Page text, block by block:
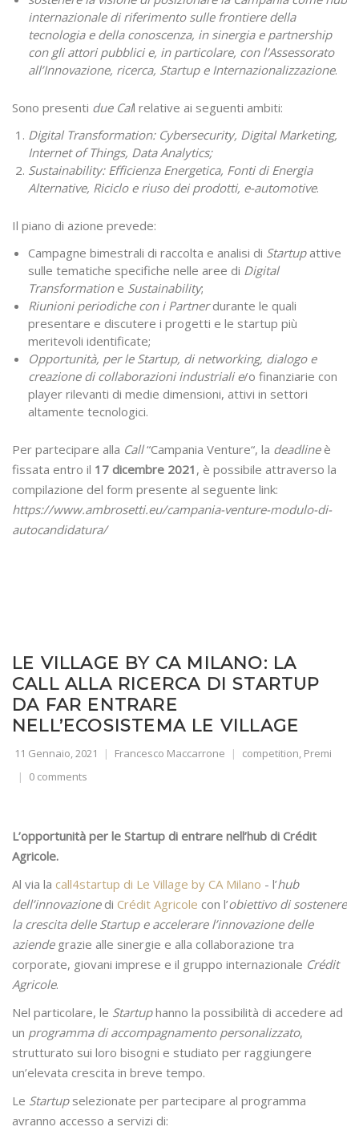
internazionale di riferimento sulle frontiere della
tecnologia e della conoscenza, in sinergia e partnership
con gli attori pubblici e, in particolare, con l’Assessorato
all’Innovazione, ricerca, Startup e Internazionalizzazione.
Sono presenti due Call relative ai seguenti ambiti:
Digital Transformation: Cybersecurity, Digital Marketing,
Internet of Things, Data Analytics;
Sustainability: Efficienza Energetica, Fonti di Energia
Alternative, Riciclo e riuso dei prodotti, e-automotive.
Il piano di azione prevede:
Campagne bimestrali di raccolta e analisi di Startupattive
sulle tematiche specifiche nelle aree di Digital
Transformatione Sustainability;
Riunioni periodiche con i Partnerdurante le quali
presentare e discutere i progetti e le startup più
meritevoli identificate;
Opportunità, per le Startup, di networking, dialogo e
creazione di collaborazioni industriali e/o finanziarie con
player rilevanti di medie dimensioni, attivi in settori
altamente tecnologici.
Per partecipare alla Call“Campania Venture“, la deadlineè
fissata entro il 17 dicembre 2021 , è possibile attraverso la
compilazione del form presente al seguente link:
https://www.ambrosetti.eu/campania-venture-modulo-di-
autocandidatura/
LE VILLAGE BY CA MILANO: LA
CALL ALLA RICERCA DI STARTUP
DA FAR ENTRARE
NELL’ECOSISTEMA LE VILLAGE
11 Gennaio, 2021 Francesco Maccarrone competition, Premi
0 comments
L’opportunità per le Startup di entrare nell’hub di Crédit
Agricole.
Al via la call4startup di Le Village by CA Milano - l’hub
dell’innovazionedi Crédit Agricole con l’obiettivo di sostenere
la crescita delle Startup e accelerare l’innovazione delle
aziendegrazie alle sinergie e alla collaborazione tra
corporate, giovani imprese e il gruppo internazionale Crédit
Agricole.
Nel particolare, le Startuphanno la possibilità di accedere ad
un programma di accompagnamento personalizzato,
strutturato sui loro bisogni e studiato per raggiungere
un’elevata crescita in breve tempo.
Le Startupselezionate per partecipare al programma
avranno accesso a servizi di: